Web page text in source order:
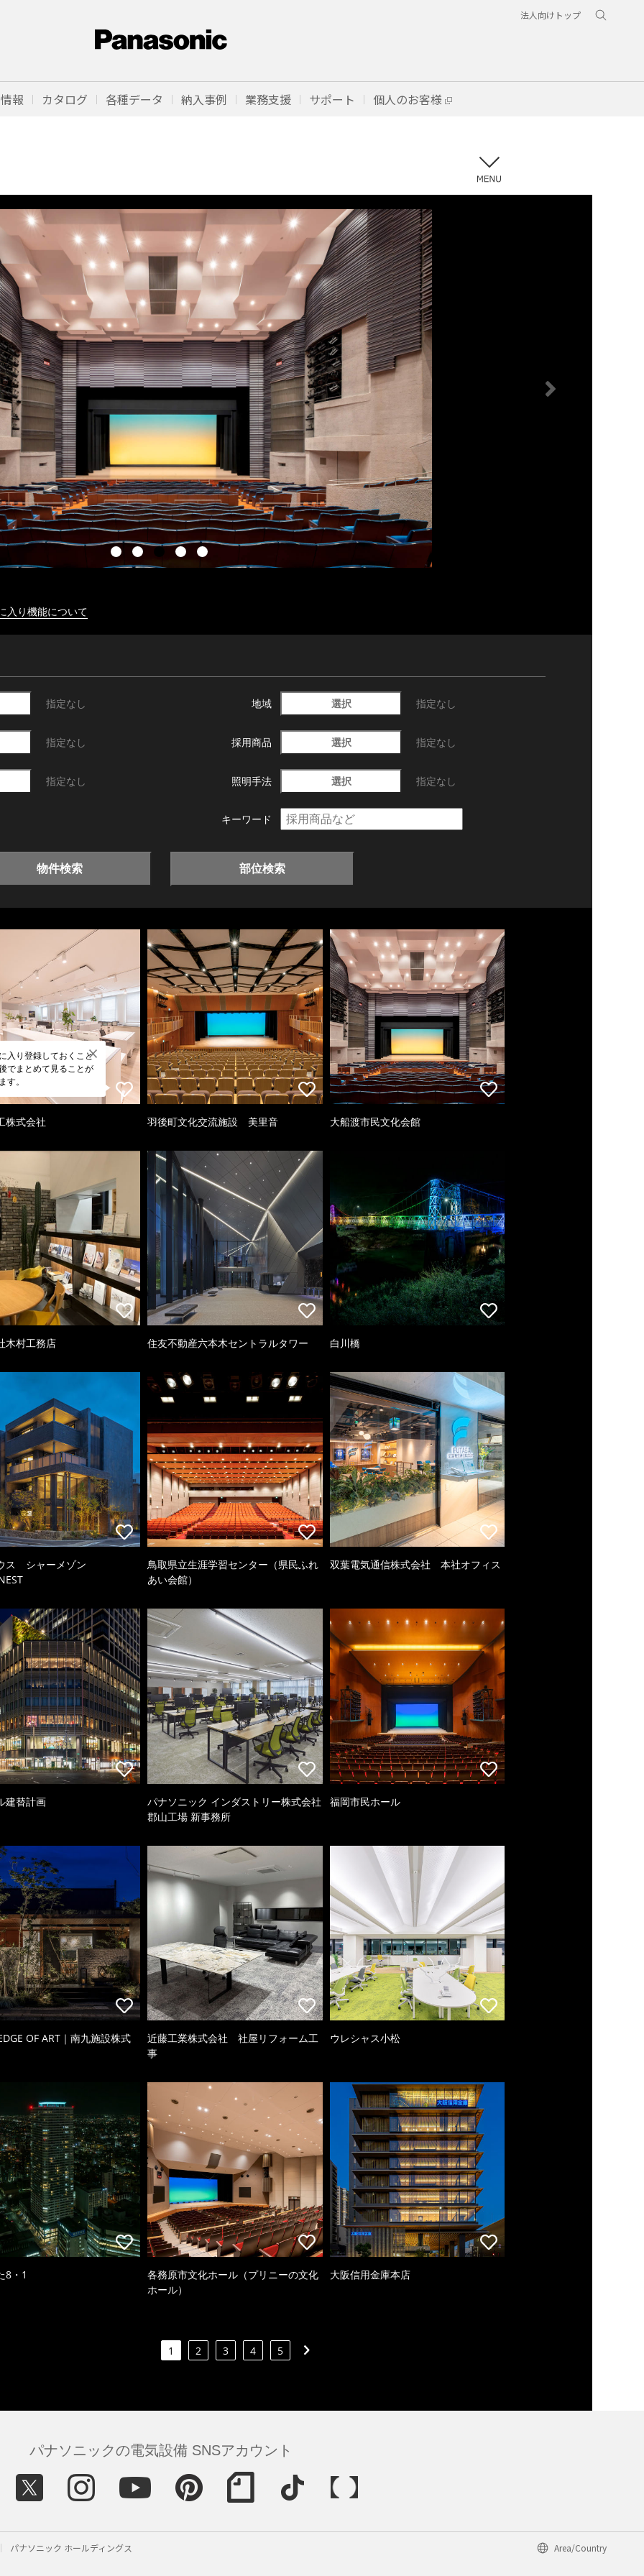
法人向けトップ
報 カタログ 各種データ 納入事例 業務支援 サポート 個人のお客様
入り機能について
指定なし 地域 選択 指定なし
指定なし 採用商品 選択 指定なし
指定なし 照明手法 選択 指定なし
キーワード
物件検索 部位検索
入り登録しておくこと
でまとめて見ることが
す。
株式会社 羽後町文化交流施設 美里音 大船渡市民文化会館
木村工務店 住友不動産六本木セントラルタワー 白川橋
ス シャーメゾン
鳥取県立生涯学習センター（県民ふれ
あい会館）
双葉電気通信株式会社 本社オフィス
建替計画
パナソニック インダストリー株式会社
郡山工場 新事務所
福岡市民ホール
OF ART｜南九施設株式
近藤工業株式会社 社屋リフォーム工
事
ウレシャス小松
8・1
各務原市文化ホール（プリニーの文化
ホール）
大阪信用金庫本店
1 2 3 4 5
パナソニックの電気設備 SNSアカウント
パナソニック ホールディングス Area/Country